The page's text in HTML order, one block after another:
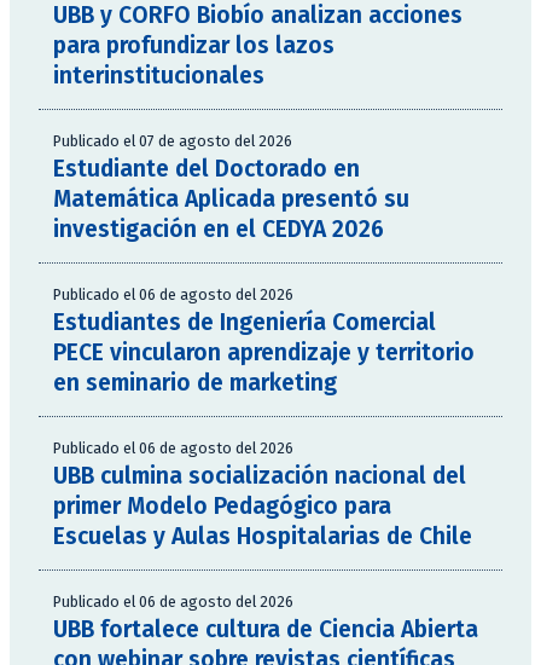
UBB y CORFO Biobío analizan acciones
para profundizar los lazos
interinstitucionales
Publicado el 07 de agosto del 2026
Estudiante del Doctorado en
Matemática Aplicada presentó su
investigación en el CEDYA 2026
Publicado el 06 de agosto del 2026
Estudiantes de Ingeniería Comercial
PECE vincularon aprendizaje y territorio
en seminario de marketing
Publicado el 06 de agosto del 2026
UBB culmina socialización nacional del
primer Modelo Pedagógico para
Escuelas y Aulas Hospitalarias de Chile
Publicado el 06 de agosto del 2026
UBB fortalece cultura de Ciencia Abierta